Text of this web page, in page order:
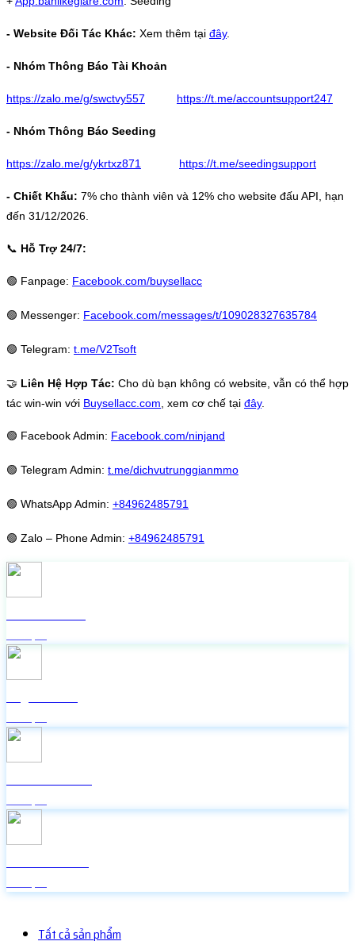
- Website Đối Tác Khác: Xem thêm tại đây.
- Nhóm Thông Báo Tài Khoản
https://zalo.me/g/swctvy557 https://t.me/accountsupport247
- Nhóm Thông Báo Seeding
https://zalo.me/g/ykrtxz871 https://t.me/seedingsupport
- Chiết Khấu: 7% cho thành viên và 12% cho website đấu API, hạn
đến 31/12/2026.
📞 Hỗ Trợ 24/7:
🟢 Fanpage: Facebook.com/buysellacc
🟢 Messenger: Facebook.com/messages/t/109028327635784
🟢 Telegram: t.me/V2Tsoft
🤝 Liên Hệ Hợp Tác: Cho dù bạn không có website, vẫn có thể hợp
tác win-win với Buysellacc.com , xem cơ chế tại đây.
🟢 Facebook Admin: Facebook.com/ninjand
🟢 Telegram Admin: t.me/dichvutrunggianmmo
🟢 WhatsApp Admin: +84962485791
🟢 Zalo – Phone Admin: +84962485791
Check live FB
Miễn phí
Lấy mã 2FA
Miễn phí
Icon Facebook
Miễn phí
Random Face
Miễn phí
Tất cả sản phẩm